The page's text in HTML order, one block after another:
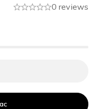
0 reviews